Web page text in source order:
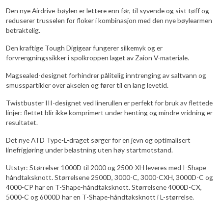
Den nye Airdrive-bøylen er lettere enn før, til syvende og sist tøff og
reduserer trusselen for floker i kombinasjon med den nye bøylearmen
betraktelig.
Den kraftige Tough Digigear fungerer silkemyk og er
forvrengningssikker i spolkroppen laget av Zaion V-materiale.
Magsealed-designet forhindrer pålitelig inntrenging av saltvann og
smusspartikler over akselen og fører til en lang levetid.
Twistbuster III-designet ved linerullen er perfekt for bruk av flettede
linjer: flettet blir ikke komprimert under henting og mindre vridning er
resultatet.
Det nye ATD Type-L-draget sørger for en jevn og optimalisert
linefrigjøring under belastning uten høy startmotstand.
Utstyr: Størrelser 1000D til 2000 og 2500-XH leveres med I-Shape
håndtaksknott. Størrelsene 2500D, 3000-C, 3000-CXH, 3000D-C og
4000-CP har en T-Shape-håndtaksknott. Størrelsene 4000D-CX,
5000-C og 6000D har en T-Shape-håndtaksknott i L-størrelse.